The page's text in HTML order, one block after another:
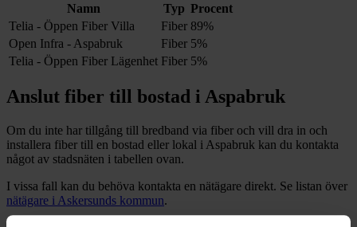
Namn Typ Procent
Telia - Öppen Fiber Villa
Fiber 89%
Open Infra - Aspabruk
Fiber 5%
Telia - Öppen Fiber Lägenhet Fiber 5%
Anslut fiber till bostad i Aspabruk
Om du inte har tillgång till bredband via fiber och vill dra in och
installera fiber till en bostad eller lokal i Aspabruk kan du kontakta
något av stadsnäten i tabellen ovan.
I vissa fall kan du behöva kontakta en nätägare direkt. Se listan över
nätägare i Askersunds kommun.